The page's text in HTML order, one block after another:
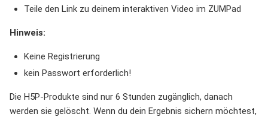
Teile den Link zu deinem interaktiven Video im ZUMPad
Hinweis:
Keine Registrierung
kein Passwort erforderlich!
Die H5P-Produkte sind nur 6 Stunden zugänglich, danach
werden sie gelöscht. Wenn du dein Ergebnis sichern möchtest,